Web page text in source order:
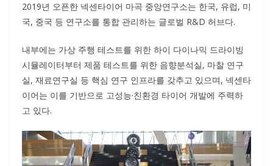
2019년 오픈한 넥센타이어 마곡 중앙연구소는 한국, 유럽, 미
국, 중국 등 연구소를 통합 관리하는 글로벌 R&D 허브다.
내부에는 가상 주행 테스트를 위한 하이 다이나믹 드라이빙
시뮬레이터부터 제품 테스트를 위한 음향분석실, 마찰 연구
실, 재료연구실 등 핵심 연구 인프라를 갖추고 있으며, 넥센타
이어는 이를 기반으로 고성능·친환경 타이어 개발에 주력하
고 있다.